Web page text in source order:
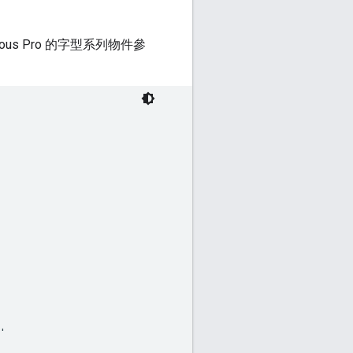
Pro 的字型系列物件參